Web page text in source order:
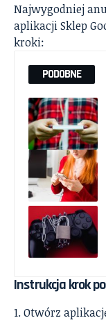
Najwygodniej
aplikacji Sklep
kroki:
PODOBNE
Instrukcja krok
Otwórz